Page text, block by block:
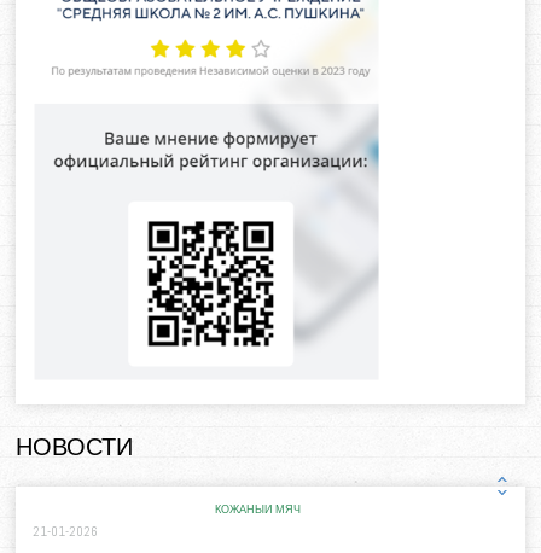
НОВОСТИ
КОЖАНЫЙ МЯЧ
21-01-2026